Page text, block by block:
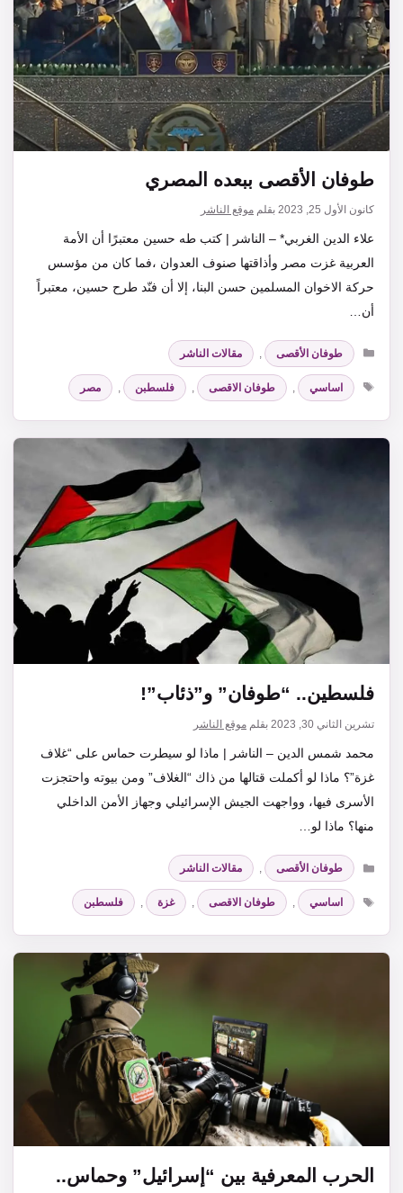
طوفان الأقصى ببعده المصري
كانون الأول 25, 2023 بقلم موقع الناشر
علاء الدين الغربي* – الناشر | كتب طه حسين معتبرًا أن الأمة
العربية غزت مصر وأذاقتها صنوف العدوان ،فما كان من مؤسس
حركة الاخوان المسلمين حسن البنا، إلا أن فنّد طرح حسين، معتبراً
أن…
التصنيفات
طوفان الأقصى
مقالات الناشر
الوسوم
اساسي طوفان الاقصى فلسطبن مصر
فلسطين.. “طوفان” و”ذئاب”!
تشرين الثاني 30, 2023 بقلم موقع الناشر
محمد شمس الدين – الناشر | ماذا لو سيطرت حماس على “غلاف
غزة”؟ ماذا لو أكملت قتالها من ذاك “الغلاف” ومن بيوته واحتجزت
الأسرى فيها، وواجهت الجيش الإسرائيلي وجهاز الأمن الداخلي
منها؟ ماذا لو…
التصنيفات
طوفان الأقصى ,
مقالات الناشر
الوسوم
اساسي , طوفان الاقصى , غزة , فلسطبن
الحرب المعرفية بين “إسرائيل” وحماس..